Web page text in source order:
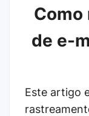
Como
de e-
Este artigo